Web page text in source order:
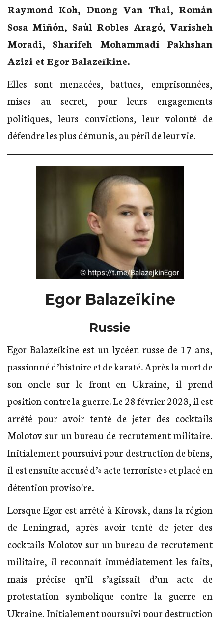
Raymond Koh, Duong Van Thai, Román
Sosa Miñón, Saúl Robles Aragó, Varisheh
Moradi, Sharifeh Mohammadi Pakhshan
Azizi et Egor Balazeïkine.
Elles sont menacées, battues, emprisonnées,
mises au secret, pour leurs engagements
politiques, leurs convictions, leur volonté de
défendre les plus démunis, au péril de leur vie.
Egor Balazeïkine
Russie
Egor Balazeïkine est un lycéen russe de 17 ans,
passionné d’histoire et de karaté. Après la mort de
son oncle sur le front en Ukraine, il prend
position contre la guerre. Le 28 février 2023, il est
arrêté pour avoir tenté de jeter des cocktails
Molotov sur un bureau de recrutement militaire.
Initialement poursuivi pour destruction de biens,
il est ensuite accusé d’« acte terroriste » et placé en
détention provisoire.
Lorsque Egor est arrêté à Kirovsk, dans la région
de Leningrad, après avoir tenté de jeter des
cocktails Molotov sur un bureau de recrutement
militaire, il reconnaît immédiatement les faits,
mais précise qu’il s’agissait d’un acte de
protestation symbolique contre la guerre en
Ukraine. Initialement poursuivi pour destruction